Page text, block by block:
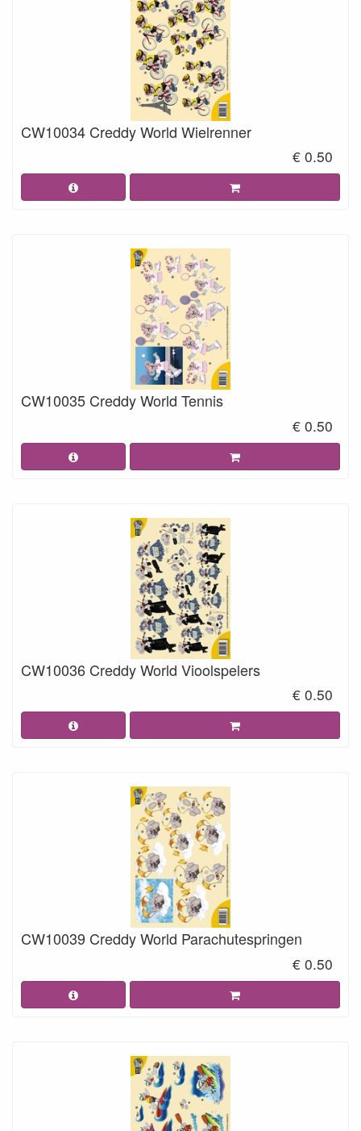
CW10034 Creddy World Wielrenner
€ 0.50
CW10035 Creddy World Tennis
€ 0.50
CW10036 Creddy World Vioolspelers
€ 0.50
CW10039 Creddy World Parachutespringen
€ 0.50